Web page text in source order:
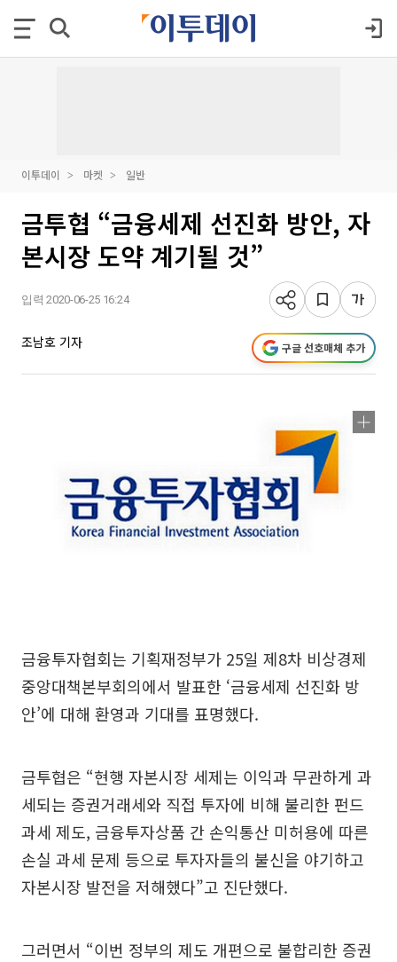
이투데이 마켓 일반
금투협 “금융세제 선진화 방안, 자
본시장 도약 계기될 것”
입력 2020-06-25 16:24
조남호 기자 구글 선호매체 추가
금융투자협회는 기획재정부가 25일 제8차 비상경제
중앙대책본부회의에서 발표한 ‘금융세제 선진화 방
안’에 대해 환영과 기대를 표명했다.
금투협은 “현행 자본시장 세제는 이익과 무관하게 과
세되는 증권거래세와 직접 투자에 비해 불리한 펀드
과세 제도, 금융투자상품 간 손익통산 미허용에 따른
손실 과세 문제 등으로 투자자들의 불신을 야기하고
자본시장 발전을 저해했다”고 진단했다.
그러면서 “이번 정부의 제도 개편으로 불합리한 증권